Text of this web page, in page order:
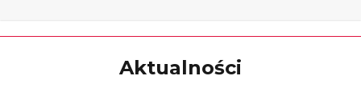
Aktualności